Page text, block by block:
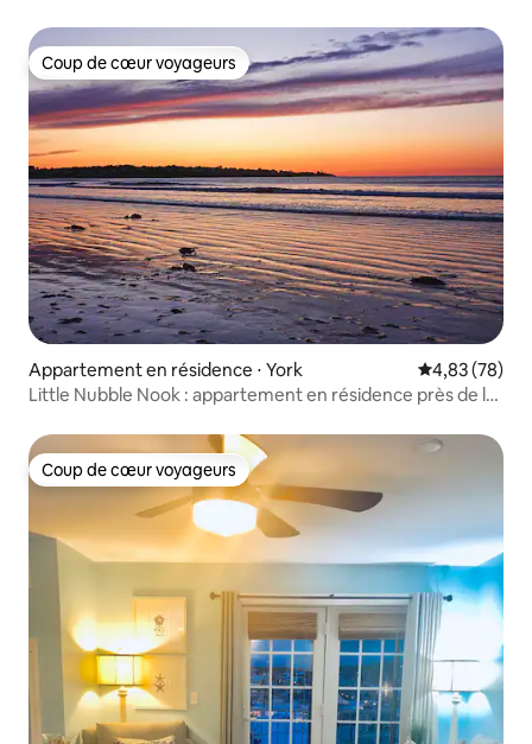
Coup de cœur voyageurs
Coup de cœur voyageurs
Appartement en résidence ⋅ York Évaluation
4,83 (78)
Little Nubble Nook : appartement en résidence près de la
Coup de cœur voyageurs
Coup de cœur voyageurs